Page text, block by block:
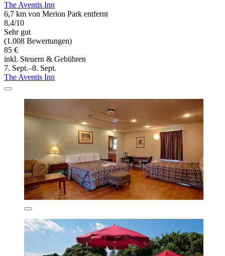
The Aventis Inn
6,7 km von Merion Park entfernt
8,4/10
Sehr gut
(1.008 Bewertungen)
85 €
inkl. Steuern & Gebühren
7. Sept.–8. Sept.
The Aventis Inn